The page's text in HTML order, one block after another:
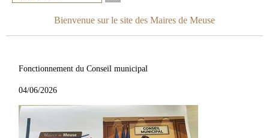
Bienvenue sur le site des Maires de Meuse
Fonctionnement du Conseil municipal
04/06/2026